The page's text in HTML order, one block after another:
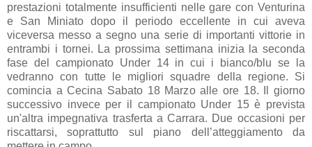
prestazioni totalmente insufficienti nelle gare con Venturina
e San Miniato dopo il periodo eccellente in cui aveva
viceversa messo a segno una serie di importanti vittorie in
entrambi i tornei. La prossima settimana inizia la seconda
fase del campionato Under 14 in cui i bianco/blu se la
vedranno con tutte le migliori squadre della regione. Si
comincia a Cecina Sabato 18 Marzo alle ore 18. Il giorno
successivo invece per il campionato Under 15 è prevista
un'altra impegnativa trasferta a Carrara. Due occasioni per
riscattarsi, soprattutto sul piano dell’atteggiamento da